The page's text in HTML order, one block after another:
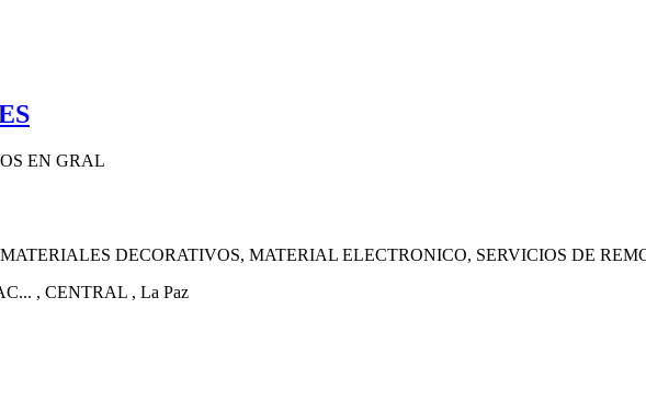
EN GRAL
DECORATIVOS, MATERIAL ELECTRONICO, SERVICIOS DE
, CENTRAL , La Paz